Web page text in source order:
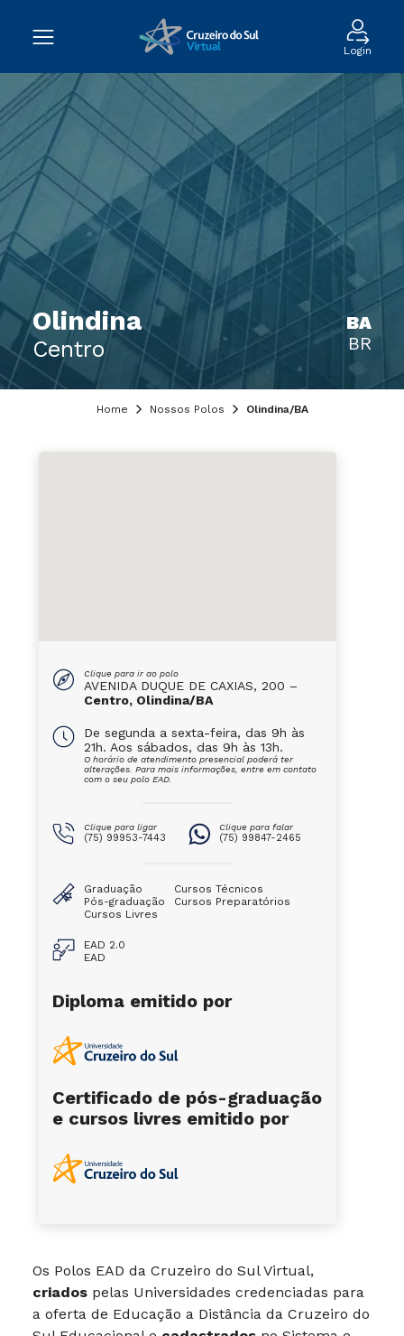
Login
Olindina
Centro
BA
BR
Home Nossos Polos Olindina/BA
Os Polos EAD da Cruzeiro do Sul Virtual,
criados pelas Universidades credenciadas para
a oferta de Educação a Distância da Cruzeiro do
Clique para ir ao polo
AVENIDA DUQUE DE CAXIAS, 200 –
Centro, Olindina/BA
De segunda a sexta-feira, das 9h às
21h. Aos sábados, das 9h às 13h.
O horário de atendimento presencial poderá ter
alterações. Para mais informações, entre em contato
com o seu polo EAD.
Clique para ligar
(75) 99953-7443
Clique para falar
(75) 99847-2465
Graduação
Pós-graduação
Cursos Livres
Cursos Técnicos
Cursos Preparatórios
EAD 2.0
EAD
Diploma emitido por
Certificado de pós-graduação
e cursos livres emitido por